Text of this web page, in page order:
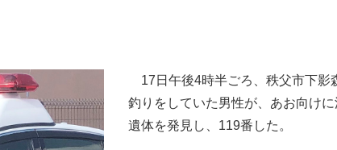
17日午後4時半ごろ、秩父市下影
釣りをしていた男性が、あお向け
遺体を発見し、119番した。